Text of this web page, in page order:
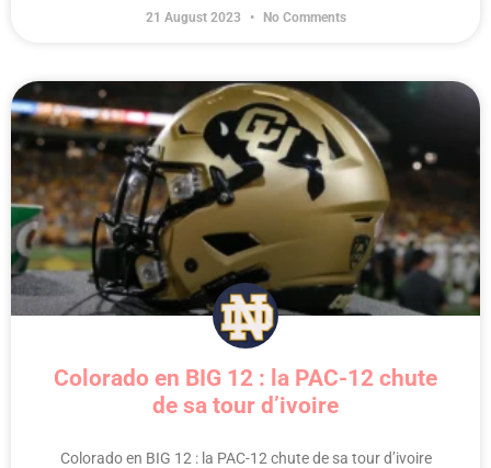
21 August 2023 No Comments
Colorado en BIG 12 : la PAC-12 chute
de sa tour d’ivoire
Colorado en BIG 12 : la PAC-12 chute de sa tour d’ivoire